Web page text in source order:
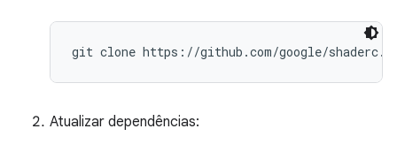
git clone https://github.com/google/
Atualizar dependências: